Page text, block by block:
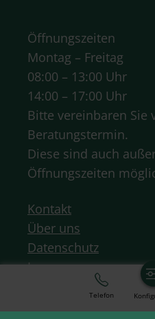
Öffnungszeiten
Montag – Freitag
08:00 – 13:00 Uhr
14:00 – 17:00 Uhr
Bitte vereinbaren Sie
Beratungstermin.
Diese sind auch
Öffnungszeiten
Kontakt
Über uns
Datenschutz
Impressum
Allgemeine
Telefon